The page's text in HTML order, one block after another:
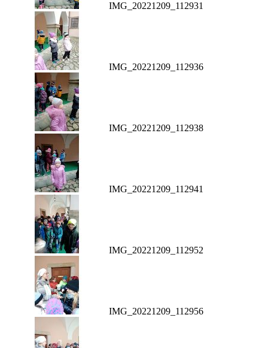
IMG_20221209_112931
IMG_20221209_112936
IMG_20221209_112938
IMG_20221209_112941
IMG_20221209_112952
IMG_20221209_112956